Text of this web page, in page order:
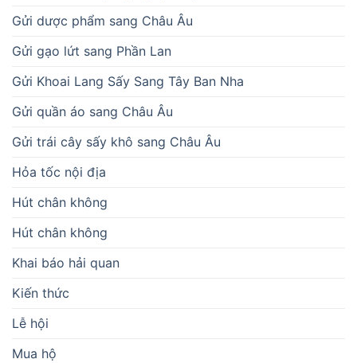
Gửi dược phẩm sang Châu Âu
Gửi gạo lứt sang Phần Lan
Gửi Khoai Lang Sấy Sang Tây Ban Nha
Gửi quần áo sang Châu Âu
Gửi trái cây sấy khô sang Châu Âu
Hỏa tốc nội địa
Hút chân không
Hút chân không
Khai báo hải quan
Kiến thức
Lễ hội
Mua hộ